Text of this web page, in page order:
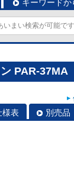
キーワード
PAR-37MA
様表 別売品